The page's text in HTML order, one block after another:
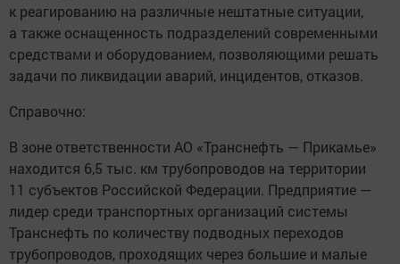
к реагированию на различные нештатные ситуации,
а также оснащенность подразделений современными
средствами и оборудованием, позволяющими решать
задачи по ликвидации аварий, инцидентов, отказов.
Справочно:
В зоне ответственности АО «Транснефть — Прикамье»
находится 6,5 тыс. км трубопроводов на территории
11 субъектов Российской Федерации. Предприятие —
лидер среди транспортных организаций системы
Транснефть по количеству подводных переходов
трубопроводов, проходящих через большие и малые